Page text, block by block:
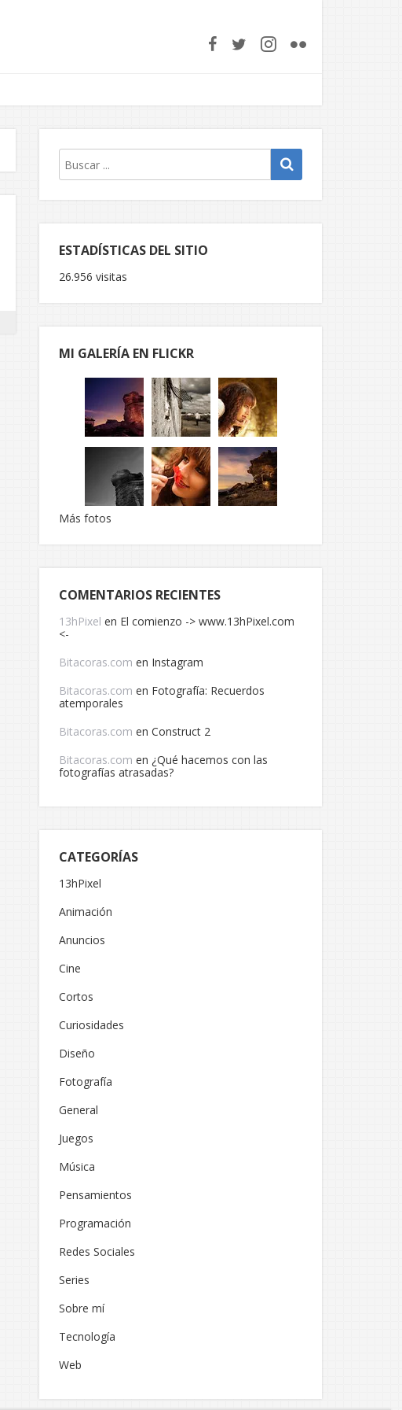
ESTADÍSTICAS DEL SITIO
26.956 visitas
MI GALERÍA EN FLICKR
Más fotos
COMENTARIOS RECIENTES
13hPixel en El comienzo -> www.13hPixel.com
<-
Bitacoras.com en Instagram
Bitacoras.com en Fotografía: Recuerdos
atemporales
Bitacoras.com en Construct 2
Bitacoras.com en ¿Qué hacemos con las
fotografías atrasadas?
CATEGORÍAS
13hPixel
Animación
Anuncios
Cine
Cortos
Curiosidades
Diseño
Fotografía
General
Juegos
Música
Pensamientos
Programación
Redes Sociales
Series
Sobre mí
Tecnología
Web